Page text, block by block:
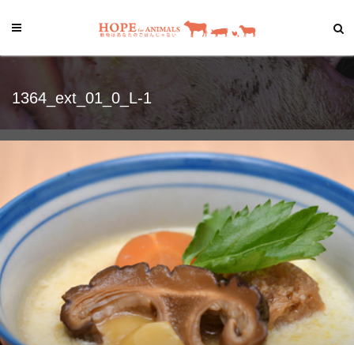
1364_ext_01_0_L-1